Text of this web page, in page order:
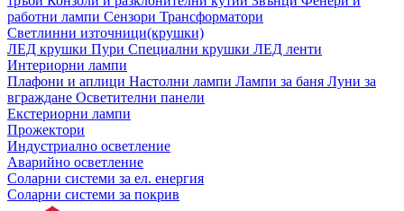
работни лампи Сензори Трансформатори
Светлинни източници(крушки)
ЛЕД крушки Пури Специални крушки ЛЕД ленти
Интериорни лампи
Плафони и аплици Настолни лампи Лампи за баня Луни за
вграждане Осветителни панели
Екстериорни лампи
Прожектори
Индустриално осветление
Аварийно осветление
Соларни системи за ел. енергия
Соларни системи за покрив